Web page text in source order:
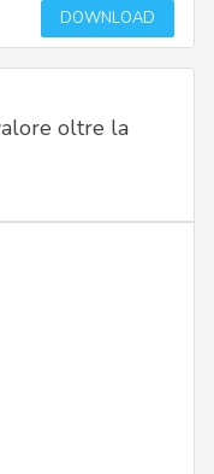
DOWNLOAD
oltre la